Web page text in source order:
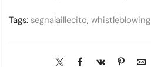
Tags: segnalaillecito, whistleblowing